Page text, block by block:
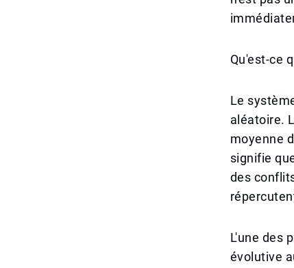
Qu'est-ce
Le
aléatoire.
moyenne
signifie
des
L'une des
évolutive